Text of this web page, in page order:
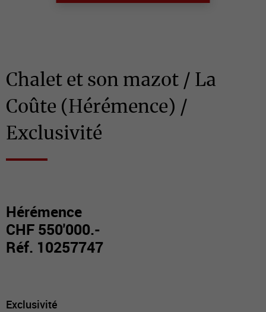
Chalet et son mazot / La
Coûte (Hérémence) /
Exclusivité
Hérémence
CHF 550'000.-
Réf. 10257747
Exclusivité